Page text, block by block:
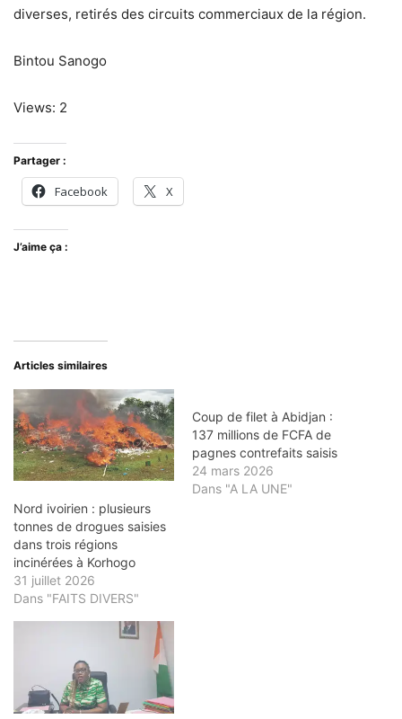
diverses, retirés des circuits commerciaux de la région.
Bintou Sanogo
Views: 2
Partager :
Facebook X
J’aime ça :
Articles similaires
Nord ivoirien : plusieurs
tonnes de drogues saisies
dans trois régions
incinérées à Korhogo
31 juillet 2026
Dans "FAITS DIVERS"
Coup de filet à Abidjan :
137 millions de FCFA de
pagnes contrefaits saisis
24 mars 2026
Dans "A LA UNE"